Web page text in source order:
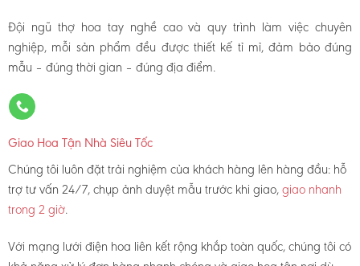
Đội ngũ thợ hoa tay nghề cao và quy trình làm việc chuyên
nghiệp, mỗi sản phẩm đều được thiết kế tỉ mỉ, đảm bảo đúng
mẫu – đúng thời gian – đúng địa điểm.
Giao Hoa Tận Nhà Siêu Tốc
Chúng tôi luôn đặt trải nghiệm của khách hàng lên hàng đầu: hỗ
trợ tư vấn 24/7, chụp ảnh duyệt mẫu trước khi giao,giao nhanh
trong 2 giờ.
Với mạng lưới điện hoa liên kết rộng khắp toàn quốc, chúng tôi có